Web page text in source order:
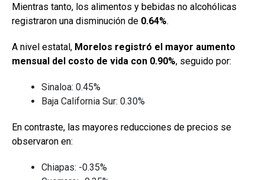
Mientras tanto, los alimentos y bebidas no alcohólicas
registraron una disminución de 0.64%.
A nivel estatal, Morelos registró el mayor aumento
mensual del costo de vida con 0.90%, seguido por:
Sinaloa: 0.45%
Baja California Sur: 0.30%
En contraste, las mayores reducciones de precios se
observaron en:
Chiapas: -0.35%